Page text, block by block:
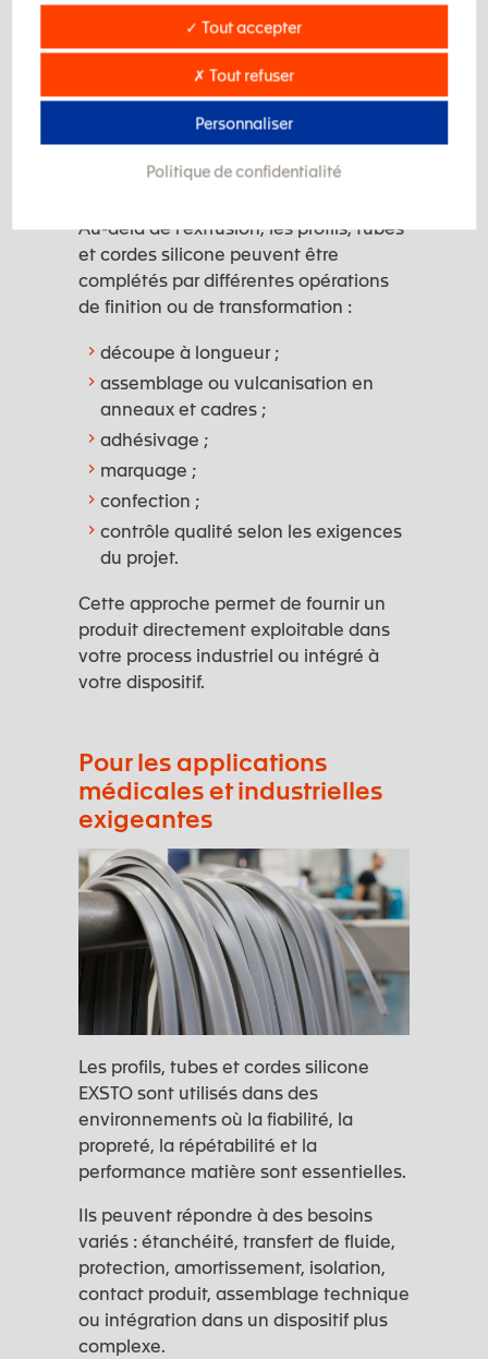
mécanique, compatibilité avec
l’environnement d’utilisation ou
exigences réglementaires spécifiques.
Extrusion silicone et
finitions sur mesure
Au-delà de l’extrusion, les profils, tubes
et cordes silicone peuvent être
complétés par différentes opérations
de finition ou de transformation :
découpe à longueur ;
assemblage ou vulcanisation en
anneaux et cadres ;
adhésivage ;
marquage ;
confection ;
contrôle qualité selon les exigences
du projet.
Cette approche permet de fournir un
produit directement exploitable dans
votre process industriel ou intégré à
votre dispositif.
Pour les applications
médicales et industrielles
exigeantes
Les profils, tubes et cordes silicone
EXSTO sont utilisés dans des
environnements où la fiabilité, la
propreté, la répétabilité et la
performance matière sont essentielles.
Ils peuvent répondre à des besoins
variés : étanchéité, transfert de fluide,
protection, amortissement, isolation,
contact produit, assemblage technique
ou intégration dans un dispositif plus
complexe.
✓ Tout accepter
✗ Tout refuser
Personnaliser
Politique de confidentialité